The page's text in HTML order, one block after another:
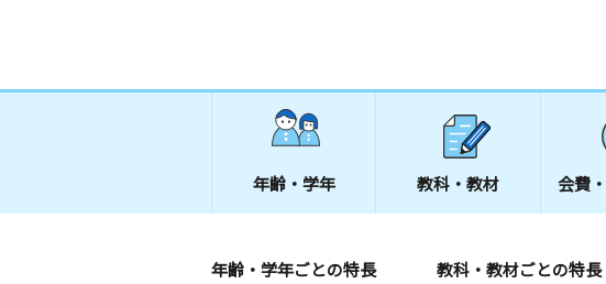
藤が岡３丁目教室
金 土
3歳～高校生
神奈川県藤沢市藤が岡３丁目４－３ヒルトップ藤
が岡Ａ号室
片瀬１丁目教室
年齢・学年 教科・教材 会費・
年齢・学年ごとの特長 教科・教材ごとの特長